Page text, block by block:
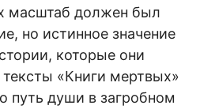
масштаб должен был
но истинное значение
которые они
«Книги мертвых»
путь души в загробном